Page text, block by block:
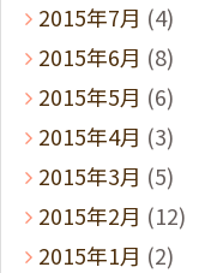
2015年7月 (4)
2015年6月 (8)
2015年5月 (6)
2015年4月 (3)
2015年3月 (5)
2015年2月 (12)
2015年1月 (2)